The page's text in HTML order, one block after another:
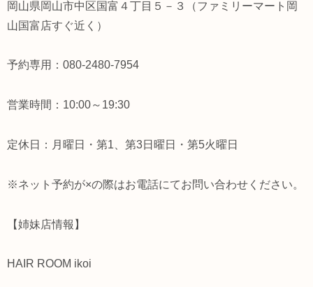
岡山県岡山市中区国富４丁目５－３（ファミリーマート岡
山国富店すぐ近く）
予約専用：080-2480-7954
営業時間：10:00～19:30
定休日：月曜日・第1、第3日曜日・第5火曜日
※ネット予約が×の際はお電話にてお問い合わせください。
【姉妹店情報】
HAIR ROOM ikoi